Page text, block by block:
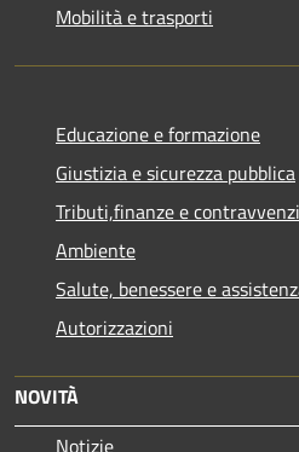
Mobilità e trasporti
Educazione e formazione
Giustizia e sicurezza pubblica
Tributi,finanze e
Ambiente
Salute, benessere e
Autorizzazioni
NOVITÀ
Notizie